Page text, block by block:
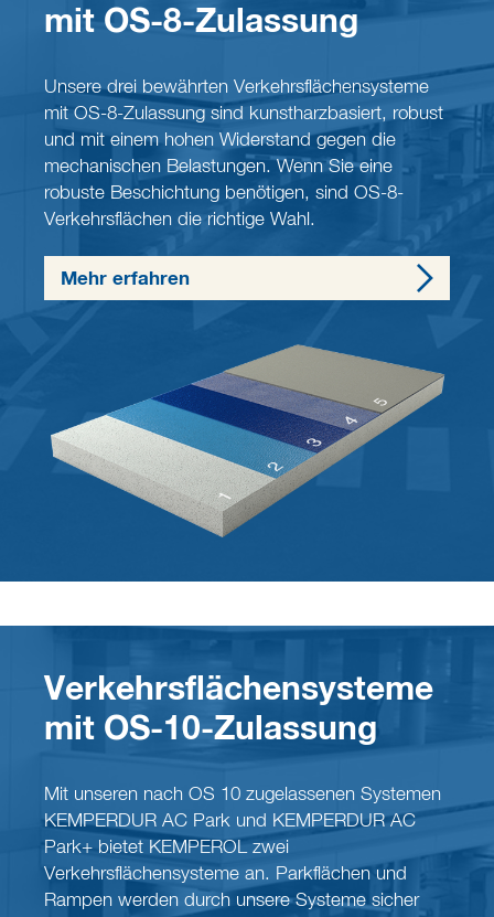
mit OS-8-Zulassung
Unsere drei bewährten Verkehrsflächensysteme
mit OS-8-Zulassung sind kunstharzbasiert, robust
und mit einem hohen Widerstand gegen die
mechanischen Belastungen. Wenn Sie eine
robuste Beschichtung benötigen, sind OS-8-
Verkehrsflächen die richtige Wahl.
Mehr erfahren
Verkehrsflächensysteme
mit OS-10-Zulassung
Mit unseren nach OS 10 zugelassenen Systemen
KEMPERDUR AC Park und KEMPERDUR AC
Park+ bietet KEMPEROL zwei
Verkehrsflächensysteme an. Parkflächen und
Rampen werden durch unsere Systeme sicher